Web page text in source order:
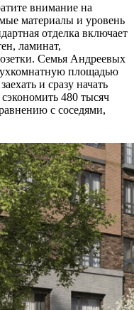
внимание на
материалы и уровень
отделка включает
ламинат,
Семья Андреевых
площадью
и сразу начать
480 тысяч
с соседями,